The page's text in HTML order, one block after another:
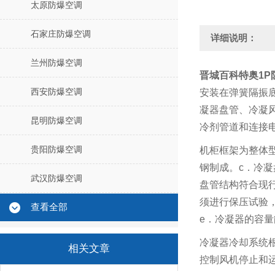
太原防爆空调
石家庄防爆空调
兰州防爆空调
西安防爆空调
昆明防爆空调
贵阳防爆空调
武汉防爆空调
查看全部
相关文章
详细说明：
晋城百科特奥1P
安装在弹簧隔振
凝器盘管、冷凝
冷剂管道和连接
机柜框架为整体
钢制成。 c ．冷
盘管结构符合现
须进行保压试验
e ．冷凝器的容
冷凝器冷却系统
控制风机停止和